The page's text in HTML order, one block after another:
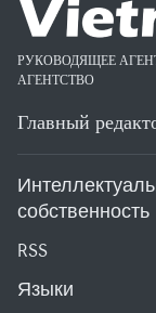
РУКОВОДЯЩЕЕ
АГЕНТСТВО
Главный
собственность
RSS
Языки